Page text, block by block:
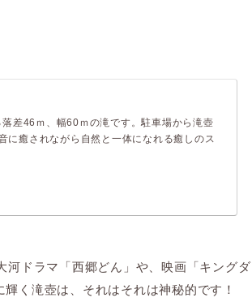
差46ｍ、幅60ｍの滝です。駐車場から滝壺
に癒されながら自然と一体になれる癒しのス
ドラマ「西郷どん」や、映画「キングダ
く滝壺は、それはそれは神秘的です！